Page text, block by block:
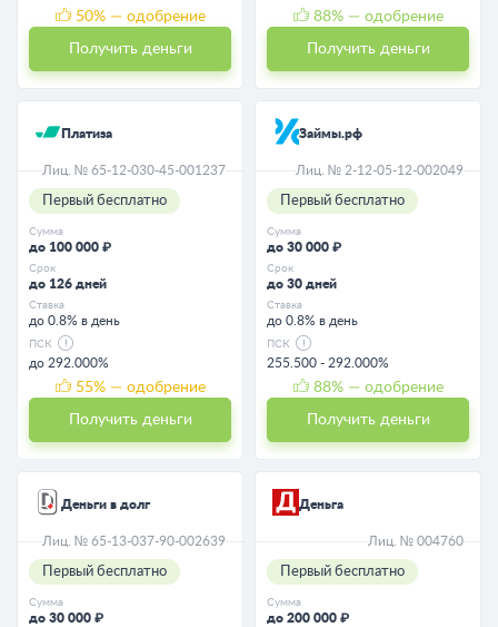
50% — одобрение
Получить деньги
88% — одобрение
Получить деньги
Платиза
Лиц. № 65-12-030-45-001237
Первый бесплатно
Сумма
до 100 000 ₽
Срок
до 126 дней
Ставка
до 0.8% в день
ПСК
до 292.000%
55% — одобрение
Получить деньги
Займы.рф
Лиц. № 2-12-05-12-002049
Первый бесплатно
Сумма
до 30 000 ₽
Срок
до 30 дней
Ставка
до 0.8% в день
ПСК
255.500 - 292.000%
88% — одобрение
Получить деньги
Деньги в долг
Лиц. № 65-13-037-90-002639
Первый бесплатно
Сумма
до 30 000 ₽
Деньга
Лиц. № 004760
Первый бесплатно
Сумма
до 200 000 ₽